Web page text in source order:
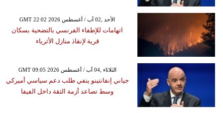
GMT 22:02 2026 الأحد ,02 آب / أغسطس
اتهامات للإطفاء الفرنسي بالتضحية بسكان
قرية لإنقاذ منازل الأثرياء
GMT 09:05 2026 الثلاثاء ,04 آب / أغسطس
جياني إنفانتينو ينفي طلب دعم سياسي أميركي
وسط تصاعد أزمة الثقة داخل الفيفا